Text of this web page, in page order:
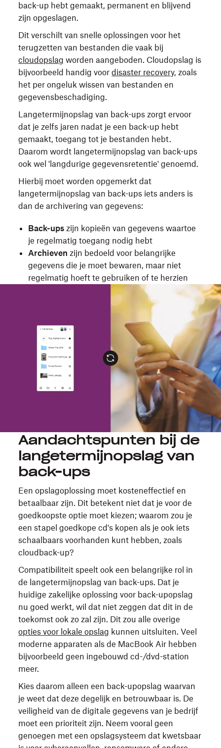
back-up hebt gemaakt, permanent en blijvend
zijn opgeslagen.
Dit verschilt van snelle oplossingen voor het
terugzetten van bestanden die vaak bij
cloudopslag worden aangeboden. Cloudopslag is
bijvoorbeeld handig voordisaster recovery, zoals
het per ongeluk wissen van bestanden en
gegevensbeschadiging.
Langetermijnopslag van back-ups zorgt ervoor
dat je zelfs jaren nadat je een back-up hebt
gemaakt, toegang tot je bestanden hebt.
Daarom wordt langetermijnopslag van back-ups
ook wel 'langdurige gegevensretentie' genoemd.
Hierbij moet worden opgemerkt dat
langetermijnopslag van back-ups iets anders is
dan de archivering van gegevens:
Back-ups zijn kopieën van gegevens waartoe
je regelmatig toegang nodig hebt
Archieven zijn bedoeld voor belangrijke
gegevens die je moet bewaren, maar niet
regelmatig hoeft te gebruiken of te herzien
Aandachtspunten bij de
langetermijnopslag van
back-ups
Een opslagoplossing moet kosteneffectief en
betaalbaar zijn. Dit betekent niet dat je voor de
goedkoopste optie moet kiezen; waarom zou je
een stapel goedkope cd's kopen als je ook iets
schaalbaars voorhanden kunt hebben, zoals
cloudback-up?
Compatibiliteit speelt ook een belangrijke rol in
de langetermijnopslag van back-ups. Dat je
huidige zakelijke oplossing voor back-upopslag
nu goed werkt, wil dat niet zeggen dat dit in de
toekomst ook zo zal zijn. Dit zou alle overige
opties voor lokale opslag kunnen uitsluiten. Veel
moderne apparaten als de MacBook Air hebben
bijvoorbeeld geen ingebouwd cd-/dvd-station
meer.
Kies daarom alleen een back-upopslag waarvan
je weet dat deze degelijk en betrouwbaar is. De
veiligheid van de digitale gegevens van je bedrijf
moet een prioriteit zijn. Neem vooral geen
genoegen met een opslagsysteem dat kwetsbaar